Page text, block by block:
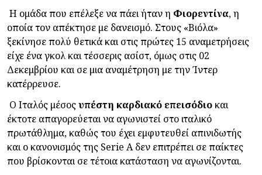
Η ομάδα που επέλεξε να πάει ήταν η Φιορεντίνα, η
οποία τον απέκτησε με δανεισμό. Στους «Βιόλα»
ξεκίνησε πολύ θετικά και στις πρώτες 15 αναμετρήσεις
είχε ένα γκολ και τέσσερις ασίστ, όμως στις 02
Δεκεμβρίου και σε μια αναμέτρηση με την Ίντερ
κατέρρευσε.
Ο Ιταλός μέσοςυπέστη καρδιακό επεισόδιο και
έκτοτε απαγορεύεται να αγωνιστεί στο ιταλικό
πρωτάθλημα, καθώς του έχει εμφυτευθεί απινιδωτής
και ο κανονισμός της Serie A δεν επιτρέπει σε παίκτες
που βρίσκονται σε τέτοια κατάσταση να αγωνίζονται.